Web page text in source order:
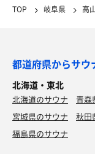
TOP 岐阜県 高
都道府県からサウ
北海道・東北
北海道のサウナ 青森
宮城県のサウナ
秋田
福島県のサウナ